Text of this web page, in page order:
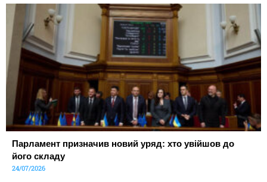
Парламент призначив новий уряд: хто увійшов до
його складу
24/07/2026